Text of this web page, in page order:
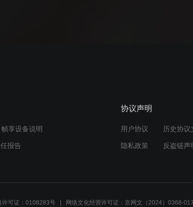
帧享设备说明
报告
协议声明
用户协议 历史协议
隐私政策 反盗链声
许可证：0108283号 网络文化经营许可证：京网文（2024）0368-